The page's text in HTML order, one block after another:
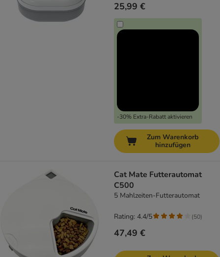
25,99 €
-30% Extra-Rabatt aktivieren
Zum Warenkorb
hinzufügen
Cat Mate Futterautomat
C500
5 Mahlzeiten-Futterautomat
47,49 €
Rating: 4.4/5 (50)